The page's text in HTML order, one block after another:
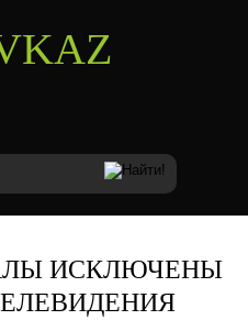
ИСКЛЮЧЕНЫ